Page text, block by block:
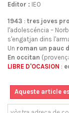
Editor : IEO
1943 : tres joves
l'adolescéncia –
s'engatjan dins
Un roman un pauc
En occitan
LIBRE D'OCASION :
Aqueste article